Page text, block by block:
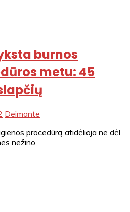
burnos
metu: 45
Deimante
procedūrą atidėlioja ne dėl
nežino,